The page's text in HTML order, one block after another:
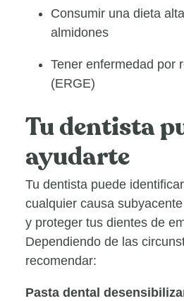
Consumir una dieta
almidones
Tener enfermedad por
(ERGE)
Tu dentista
ayudarte
Tu dentista puede
cualquier causa
y proteger tus dientes de
Dependiendo de las
recomendar:
Pasta dental